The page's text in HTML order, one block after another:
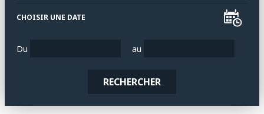
CHOISIR UNE DATE
Du au
RECHERCHER